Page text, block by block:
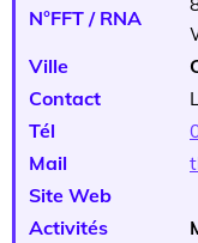
N°FFT / RNA
Ville
Contact
Tél
Mail
Site Web
Activités